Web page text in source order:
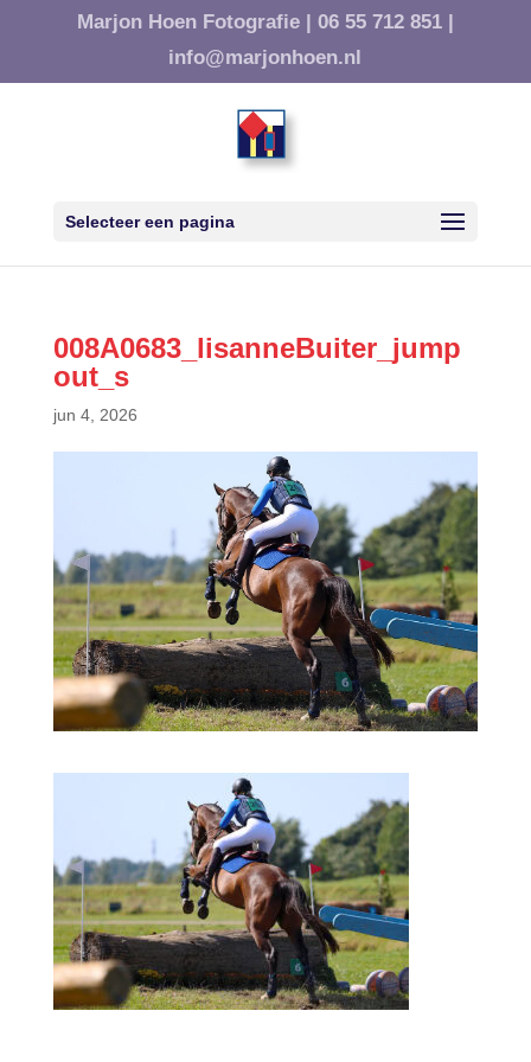
Marjon Hoen Fotografie | 06 55 712 851 |
info@marjonhoen.nl
Selecteer een pagina
008A0683_lisanneBuiter_jump
out_s
jun 4, 2026